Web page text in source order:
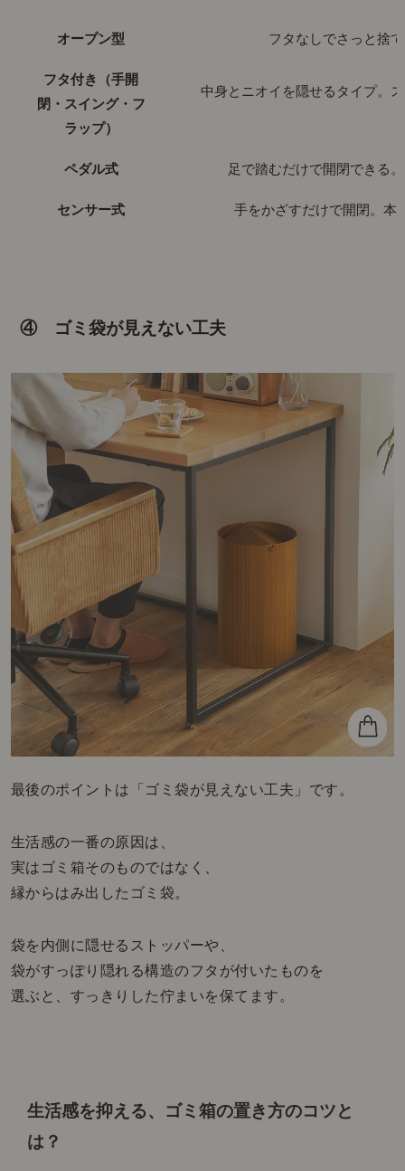
オープン型 フタなしでさっと捨
フタ付き（手開
閉・スイング・フ
ラップ）
中身とニオイを隠せるタイプ。
ペダル式 足で踏むだけで開閉できる
センサー式 手をかざすだけで開閉。本
④ ゴミ袋が見えない工夫
最後のポイントは「ゴミ袋が見えない工夫」です。
生活感の一番の原因は、
実はゴミ箱そのものではなく、
縁からはみ出したゴミ袋。
袋を内側に隠せるストッパーや、
袋がすっぽり隠れる構造のフタが付いたものを
選ぶと、すっきりした佇まいを保てます。
生活感を抑える、ゴミ箱の置き方のコツと
は？